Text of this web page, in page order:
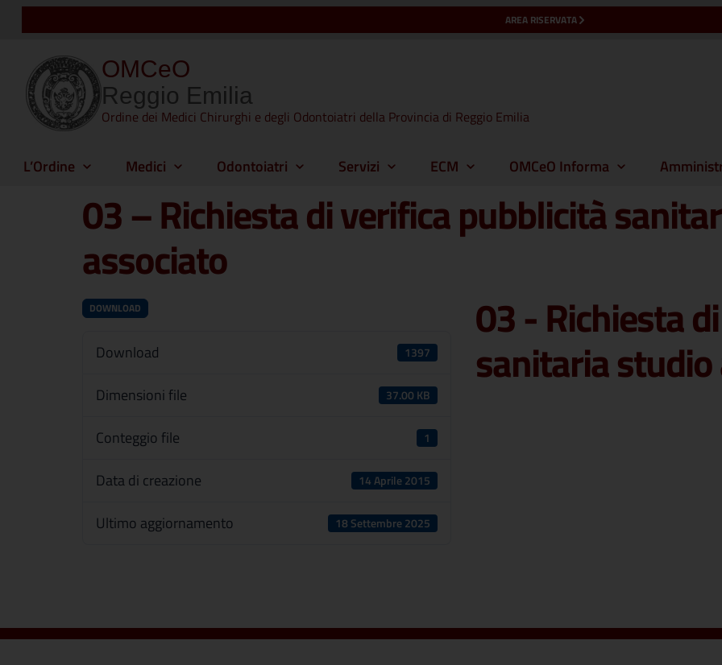
AREA RISERVATA
OMCeO
Reggio Emilia
Ordine dei Medici Chirurghi e degli Odontoiatri della Provincia di Reggio Emilia
L’Ordine Medici Odontoiatri Servizi ECM OMCeO Informa
03 – Richiesta di verifica pubblicità
associato
DOWNLOAD
Download 1397
Dimensioni file 37.00 KB
Conteggio file 1
Data di creazione 14 Aprile 2015
Ultimo aggiornamento 18 Settembre 2025
03 - Richiesta
sanitaria